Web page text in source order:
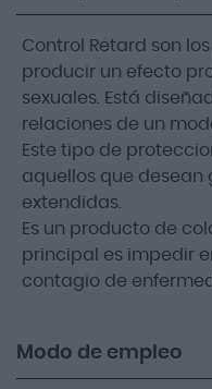
Control Retard son
producir un efecto
sexuales. Está
relaciones de un
Este tipo de
aquellos que desean
extendidas.
Es un producto de
principal es impedir
contagio de
Modo de empleo